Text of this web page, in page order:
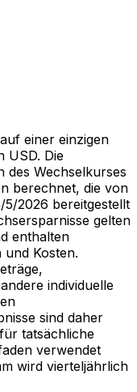
einer einzigen
USD. Die
des Wechselkurses
berechnet, die von
5/2026 bereitgestellt
gelten
enthalten
Kosten.
individuelle
sind daher
tatsächliche
verwendet
wird vierteljährlich